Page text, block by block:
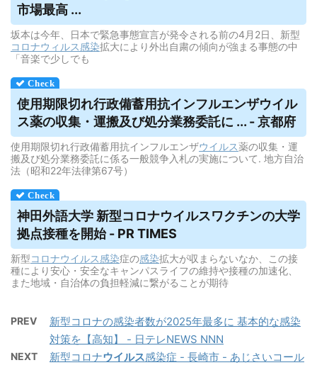
市場最高 ...
坂本は今年、日本で緊急事態宣言が発令される前の4月2日、新型
コロナウィルス感染拡大により外出自粛の傾向が強まる事態の中
「音楽で少しでも
使用期限切れ行政備蓄用抗インフルエンザウイル
ス薬の収集・運搬及び処分業務委託に ... - 京都府
使用期限切れ行政備蓄用抗インフルエンザウイルス薬の収集・運
搬及び処分業務委託に係る一般競争入札の実施について. 地方自治
法（昭和22年法律第67号）
神田外語大学 新型コロナウイルスワクチンの大学
拠点接種を開始 - PR TIMES
新型コロナウイルス感染症の感染拡大が収まらないなか、この接
種により安心・安全なキャンパスライフの維持や接種の加速化、
また地域・自治体の負担軽減に繋がることが期待
PREV
新型コロナの感染者数が2025年最多に 基本的な感染
対策を【高知】 - 日テレNEWS NNN
NEXT 新型コロナウイルス感染症 - 長崎市 - あじさいコール